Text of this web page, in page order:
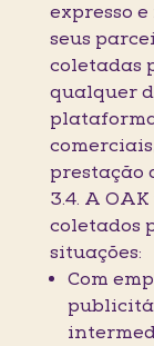
expresso
seus
coletadas
qualquer
prestação
3.4. A
coletados
situações:
Com